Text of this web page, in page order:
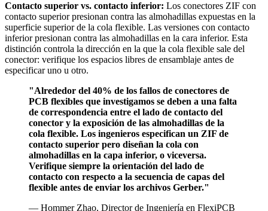
Contacto superior vs. contacto inferior: Los conectores ZIF con
contacto superior presionan contra las almohadillas expuestas en la
superficie superior de la cola flexible. Las versiones con contacto
inferior presionan contra las almohadillas en la cara inferior. Esta
distinción controla la dirección en la que la cola flexible sale del
conector: verifique los espacios libres de ensamblaje antes de
especificar uno u otro.
"Alrededor del 40% de los fallos de conectores de
PCB flexibles que investigamos se deben a una falta
de correspondencia entre el lado de contacto del
conector y la exposición de las almohadillas de la
cola flexible. Los ingenieros especifican un ZIF de
contacto superior pero diseñan la cola con
almohadillas en la capa inferior, o viceversa.
Verifique siempre la orientación del lado de
contacto con respecto a la secuencia de capas del
flexible antes de enviar los archivos Gerber."
— Hommer Zhao, Director de Ingeniería en FlexiPCB